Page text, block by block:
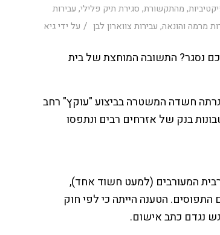
, מהתקשורת, סגירת תיק פלילי, עבירות
מרמה והונאה, עבירות צווארון לבן / על ידיגיא
נסגר? התשובה המוחצת של בית
פרשה מורכבת שהחלה עוד בשנת 2024, במסגרתה חשדה המשטרה בביצוע "עוקץ" רחב
בנק של אזרחים רבים ונתפסו
המעורבים (למעט חשוד אחד),
הטענה הייתה כי לפי חוק
נגדם כתב אישום.